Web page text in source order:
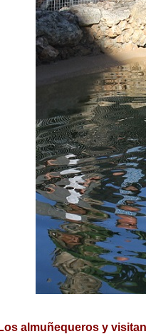
Los almuñequeros y